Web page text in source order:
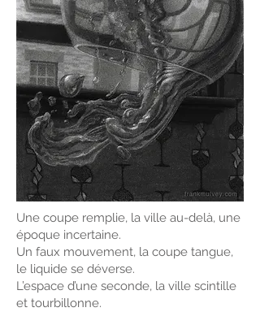
Une coupe remplie, la ville au-delà, une
époque incertaine.
Un faux mouvement, la coupe tangue,
le liquide se déverse.
L’espace d’une seconde, la ville scintille
et tourbillonne.